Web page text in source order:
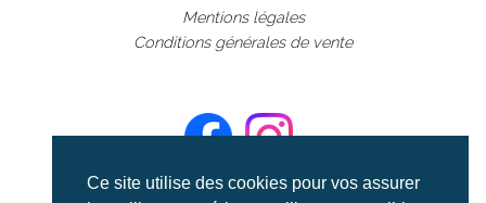
Ce site utilise des cookies pour vos assurer
Mentions légales
Conditions générales de vente